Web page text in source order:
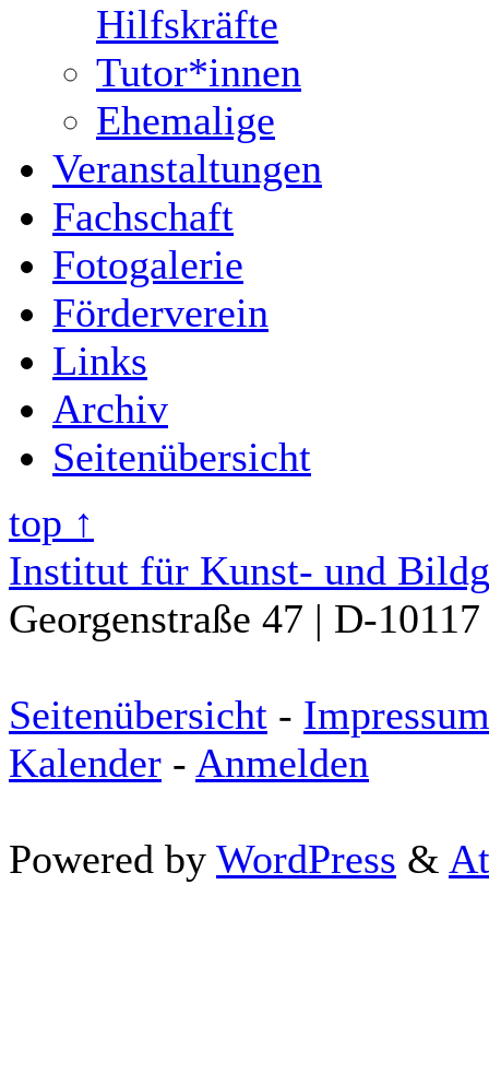
Hilfskräfte
Tutor*innen
Ehemalige
Veranstaltungen
Fachschaft
Fotogalerie
Förderverein
Links
Archiv
Seitenübersicht
top ↑
Institut für Kunst- und
Georgenstraße 47 | D-
Seitenübersicht - Impressum
Kalender - Anmelden
Powered by WordPress &